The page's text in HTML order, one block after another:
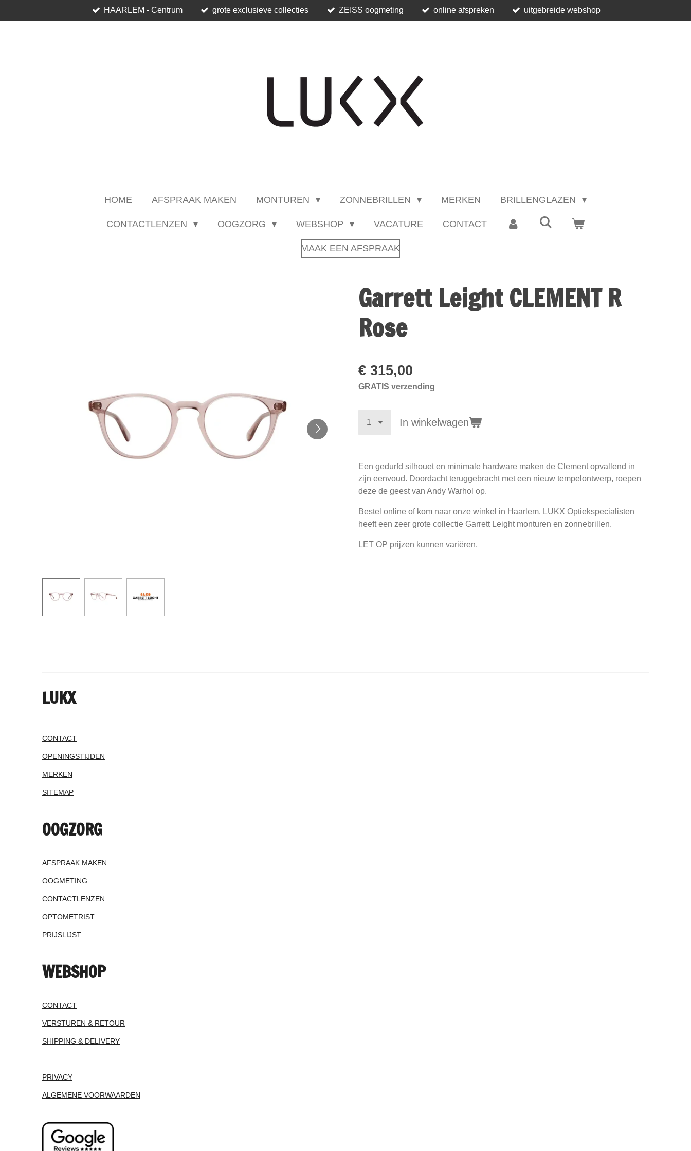
direct
HAARLEM - Centrum grote exclusieve collecties ZEISS oogmeting online afspreken uitgebreide webshop
HOME AFSPRAAK MAKEN MONTUREN ZONNEBRILLEN MERKEN BRILLENGLAZEN
CONTACTLENZEN OOGZORG WEBSHOP VACATURE CONTACT
MAAK EEN AFSPRAAK
Garrett Leight CLEMENT R
Rose
€ 315,00
GRATIS verzending
In winkelwagen
Een gedurfd silhouet en minimale hardware maken de Clement opvallend in
zijn eenvoud. Doordacht teruggebracht met een nieuw tempelontwerp, roepen
deze de geest van Andy Warhol op.
Bestel online of kom naar onze winkel in Haarlem. LUKX Optiekspecialisten
heeft een zeer grote collectie Garrett Leight monturen en zonnebrillen.
LET OP prijzen kunnen variëren.
LUKX
CONTACT
OPENINGSTIJDEN
MERKEN
SITEMAP
OOGZORG
AFSPRAAK MAKEN
OOGMETING
CONTACTLENZEN
OPTOMETRIST
PRIJSLIJST
WEBSHOP
CONTACT
VERSTUREN & RETOUR
SHIPPING & DELIVERY
PRIVACY
ALGEMENE VOORWAARDEN